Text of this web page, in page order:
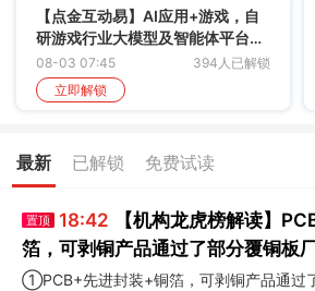
【点金互动易】AI应用+游戏，自
研游戏行业大模型及智能体平台，
实现研运全链路AI降本增效，这家
公司多款热门小游戏迅速登顶榜
单，海外收入占比超三成
08-03 07:45
394人已解锁
立即解锁
最新 已解锁 免费试读
置顶 18:42
【机构龙虎榜解读】
箔，可剥铜产品通过了部分覆铜板
关芯片终端的认证，持续获得小批
①PCB+先进封装+铜箔，可剥铜产品通过